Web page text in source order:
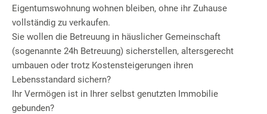
Eigentumswohnung wohnen bleiben, ohne ihr Zuhause
vollständig zu verkaufen.
Sie wollen die Betreuung in häuslicher Gemeinschaft
(sogenannte 24h Betreuung) sicherstellen, altersgerecht
umbauen oder trotz Kostensteigerungen ihren
Lebensstandard sichern?
Ihr Vermögen ist in Ihrer selbst genutzten Immobilie
gebunden?